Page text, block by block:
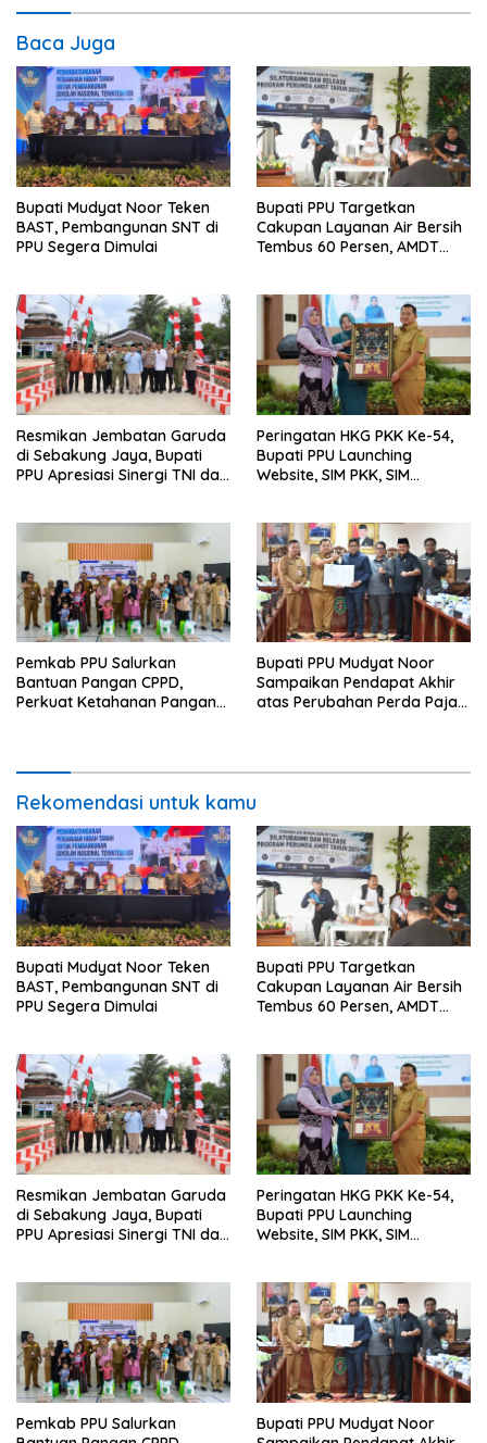
Baca Juga
Bupati Mudyat Noor Teken
BAST, Pembangunan SNT di
PPU Segera Dimulai
Bupati PPU Targetkan
Cakupan Layanan Air Bersih
Tembus 60 Persen, AMDT
Resmikan Jembatan Garuda
di Sebakung Jaya, Bupati
PPU Apresiasi Sinergi TNI dan
Peringatan HKG PKK Ke-54,
Bupati PPU Launching
Website, SIM PKK, SIM
Pemkab PPU Salurkan
Bantuan Pangan CPPD,
Perkuat Ketahanan Pangan
Bupati PPU Mudyat Noor
Sampaikan Pendapat Akhir
atas Perubahan Perda Pajak
Rekomendasi untuk kamu
Bupati Mudyat Noor Teken
BAST, Pembangunan SNT di
PPU Segera Dimulai
Bupati PPU Targetkan
Cakupan Layanan Air Bersih
Tembus 60 Persen, AMDT
Resmikan Jembatan Garuda
di Sebakung Jaya, Bupati
PPU Apresiasi Sinergi TNI dan
Peringatan HKG PKK Ke-54,
Bupati PPU Launching
Website, SIM PKK, SIM
Pemkab PPU Salurkan
Bupati PPU Mudyat Noor